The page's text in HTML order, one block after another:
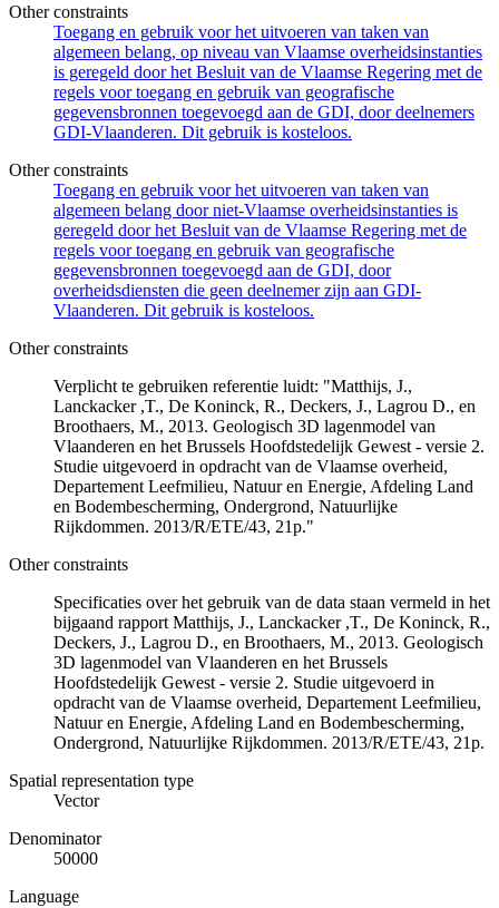
Other constraints
Toegang en gebruik voor het uitvoeren van taken van
algemeen belang, op niveau van Vlaamse overheidsinstanties
is geregeld door het Besluit van de Vlaamse Regering met de
regels voor toegang en gebruik van geografische
gegevensbronnen toegevoegd aan de GDI, door deelnemers
GDI-Vlaanderen. Dit gebruik is kosteloos.
Other constraints
Toegang en gebruik voor het uitvoeren van taken van
algemeen belang door niet-Vlaamse overheidsinstanties is
geregeld door het Besluit van de Vlaamse Regering met de
regels voor toegang en gebruik van geografische
gegevensbronnen toegevoegd aan de GDI, door
overheidsdiensten die geen deelnemer zijn aan GDI-
Vlaanderen. Dit gebruik is kosteloos.
Other constraints
Verplicht te gebruiken referentie luidt: "Matthijs, J.,
Lanckacker ,T., De Koninck, R., Deckers, J., Lagrou D., en
Broothaers, M., 2013. Geologisch 3D lagenmodel van
Vlaanderen en het Brussels Hoofdstedelijk Gewest - versie 2.
Studie uitgevoerd in opdracht van de Vlaamse overheid,
Departement Leefmilieu, Natuur en Energie, Afdeling Land
en Bodembescherming, Ondergrond, Natuurlijke
Rijkdommen. 2013/R/ETE/43, 21p."
Other constraints
Specificaties over het gebruik van de data staan vermeld in het
bijgaand rapport Matthijs, J., Lanckacker ,T., De Koninck, R.,
Deckers, J., Lagrou D., en Broothaers, M., 2013. Geologisch
3D lagenmodel van Vlaanderen en het Brussels
Hoofdstedelijk Gewest - versie 2. Studie uitgevoerd in
opdracht van de Vlaamse overheid, Departement Leefmilieu,
Natuur en Energie, Afdeling Land en Bodembescherming,
Ondergrond, Natuurlijke Rijkdommen. 2013/R/ETE/43, 21p.
Spatial representation type
Vector
Denominator
50000
Language